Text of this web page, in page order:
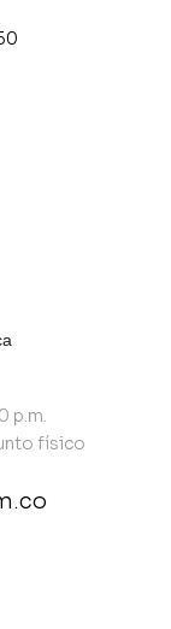
p.m.
físico